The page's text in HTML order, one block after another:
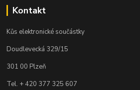
Kontakt
Kůs elektronické součástky
Doudlevecká 329/15
301 00 Plzeň
Tel. + 420 377 325 607